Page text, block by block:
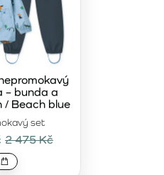
set
– bunda a
/ Beach blue
2 475 Kč